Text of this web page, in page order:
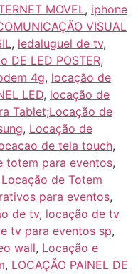
MOVEL, iphone
VISUAL
, ledaluguel de tv,
DE LED POSTER,
4g, locação de
LED, locação de
Tablet;Locação de
, Locação de
de tela touch,
totem para eventos,
Locação de Totem
para eventos,
de tv, locação de tv
tv para eventos sp,
wall, Locação e
, LOCAÇÃO PAINEL DE